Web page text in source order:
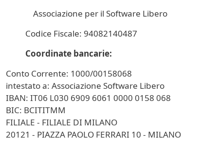
​Associazione per il Software Libero
Codice Fiscale: 94082140487
Coordinate bancarie:
Conto Corrente: 1000/00158068
intestato a: Associazione Software Libero
IBAN: IT06 L030 6909 6061 0000 0158 068
BIC: BCITITMM
FILIALE - FILIALE DI MILANO
20121 - PIAZZA PAOLO FERRARI 10 - MILANO